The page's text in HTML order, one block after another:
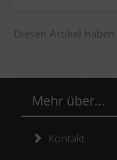
Diesen Artikel
Mehr über...
Kontakt